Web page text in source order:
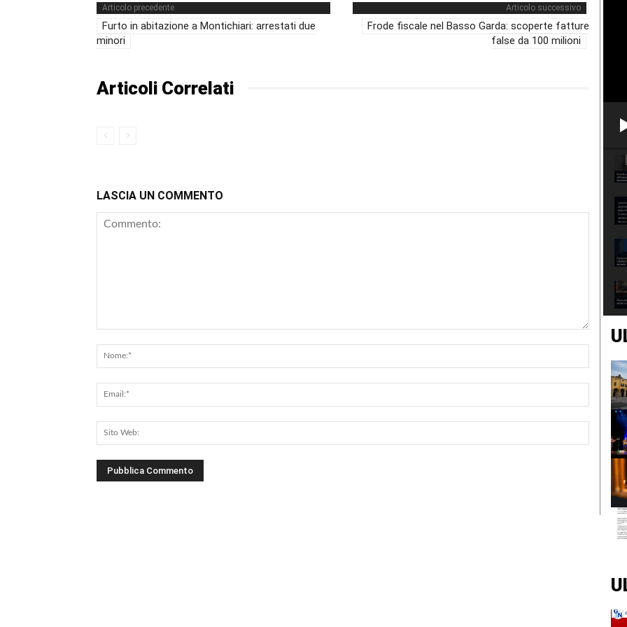
Articolo precedente
Furto in abitazione a Montichiari: arrestati due
minori
Articolo successivo
Frode fiscale nel Basso Garda: scoperte fatture
false da 100 milioni
Articoli Correlati
LASCIA UN COMMENTO
Email:*
Web: